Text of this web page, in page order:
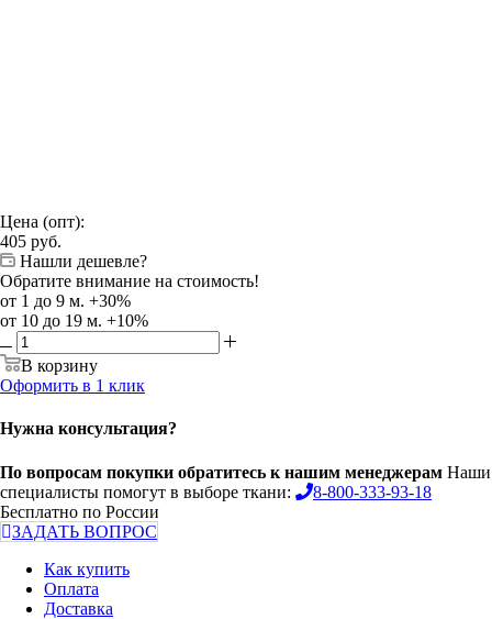
Цена (опт):
405 руб.
Нашли дешевле?
Обратите внимание на стоимость!
от 1 до 9 м. +30%
от 10 до 19 м. +10%
В корзину
Оформить в 1 клик
Нужна консультация?
По вопросам покупки обратитесь к нашим менеджерам Наши
специалисты помогут в выборе ткани:
8-800-333-93-18
Бесплатно по России
ЗАДАТЬ ВОПРОС
Как купить
Оплата
Доставка